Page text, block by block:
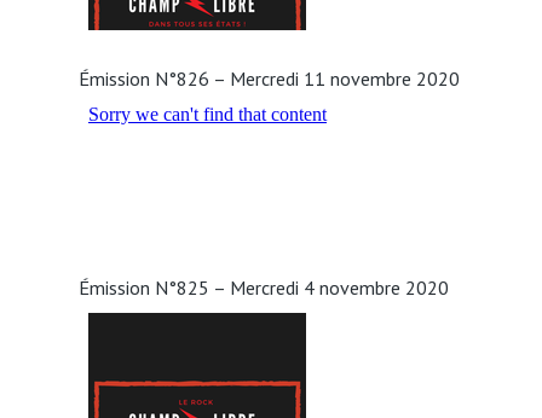
Émission N°826 – Mercredi 11 novembre 2020
Émission N°825 – Mercredi 4 novembre 2020